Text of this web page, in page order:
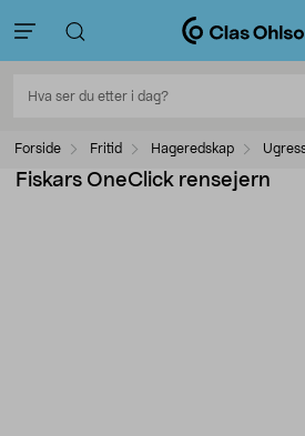
Forside Fritid Hageredskap
Fiskars OneClick rensejern